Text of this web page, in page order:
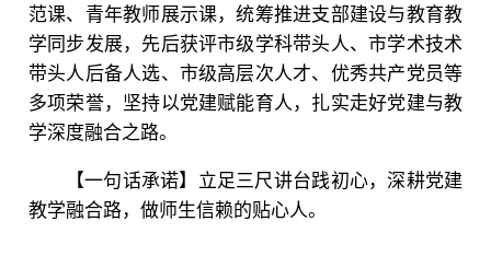
范课、青年教师展示课，统筹推进支部建设与教育教
学同步发展，先后获评市级学科带头人、市学术技术
带头人后备人选、市级高层次人才、优秀共产党员等
多项荣誉，坚持以党建赋能育人，扎实走好党建与教
学深度融合之路。
【一句话承诺】立足三尺讲台践初心，深耕党建
教学融合路，做师生信赖的贴心人。